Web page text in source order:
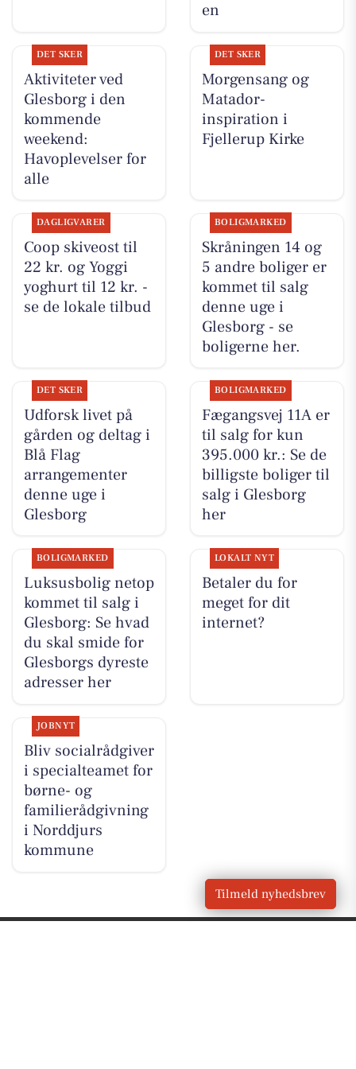
en
DET SKER
Aktiviteter ved
Glesborg i den
kommende
weekend:
Havoplevelser for
alle
DET SKER
Morgensang og
Matador-
inspiration i
Fjellerup Kirke
DAGLIGVARER
Coop skiveost til
22 kr. og Yoggi
yoghurt til 12 kr. -
se de lokale tilbud
BOLIGMARKED
Skråningen 14 og
5 andre boliger er
kommet til salg
denne uge i
Glesborg - se
boligerne her.
DET SKER
Udforsk livet på
gården og deltag i
Blå Flag
arrangementer
denne uge i
Glesborg
BOLIGMARKED
Fægangsvej 11A er
til salg for kun
395.000 kr.: Se de
billigste boliger til
salg i Glesborg
her
BOLIGMARKED
Luksusbolig netop
kommet til salg i
Glesborg: Se hvad
du skal smide for
Glesborgs dyreste
adresser her
LOKALT NYT
Betaler du for
meget for dit
internet?
JOBNYT
Bliv socialrådgiver
i specialteamet for
børne- og
familierådgivning
i Norddjurs
kommune
Tilmeld nyhedsbrev